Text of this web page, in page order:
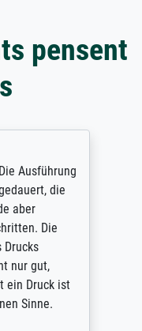
pensent
Ausführung
die
aber
Die
Drucks
nur gut,
ein Druck ist
Sinne.